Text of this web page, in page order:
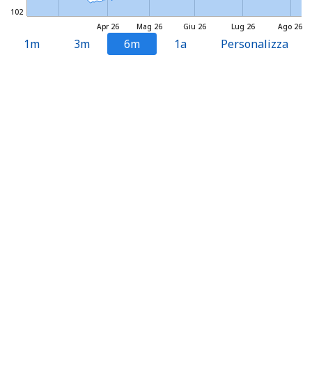
Mag 26 Lug 26
Apr 26 Giu 26 Ago 26
102
1m 3m 6m 1a Personalizza